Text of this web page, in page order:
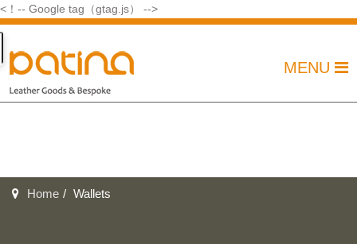
<！-- Google tag（gtag.js） -->
MENU
Home Wallets